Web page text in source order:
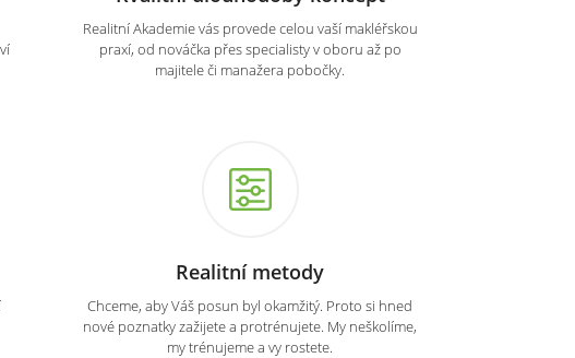
Realitní Akademie vás provede celou vaší makléřskou
praxí, od nováčka přes specialisty v oboru až po
majitele či manažera pobočky.
Realitní metody
Chceme, aby Váš posun byl okamžitý. Proto si hned
nové poznatky zažijete a protrénujete. My neškolíme,
my trénujeme a vy rostete.